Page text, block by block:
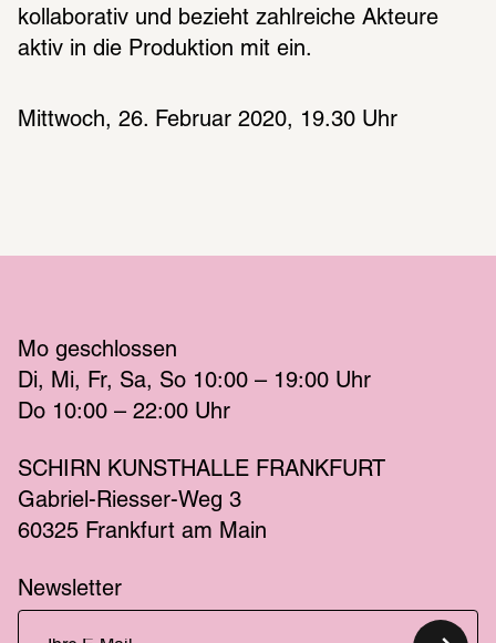
kollaborativ und bezieht zahlreiche Akteure
aktiv in die Produktion mit ein.
Mittwoch, 26. Februar 2020, 19.30 Uhr
Mo geschlossen
Di
Mi Fr Sa So 10:00 – 19:00 Uhr
Do 10:00 – 22:00 Uhr
SCHIRN KUNSTHALLE FRANKFURT
Gabriel-Riesser-Weg 3
60325 Frankfurt am Main
Newsletter